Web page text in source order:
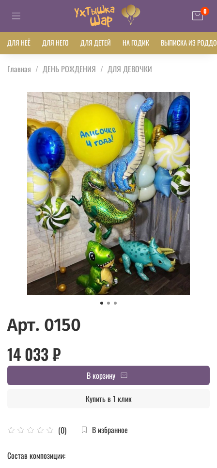
0
ДЛЯ НЕЁ ДЛЯ НЕГО ДЛЯ ДЕТЕЙ НА ГОДИК ВЫПИСКА ИЗ
Главная ДЕНЬ РОЖДЕНИЯ ДЛЯ ДЕВОЧКИ
Арт. 0150
(0) В избранное
14 033 ₽
В корзину
Купить в 1 клик
Состав композиции: